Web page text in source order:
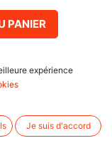
PANIER
N3134, N3287. Se
expérience
Je suis d'accord